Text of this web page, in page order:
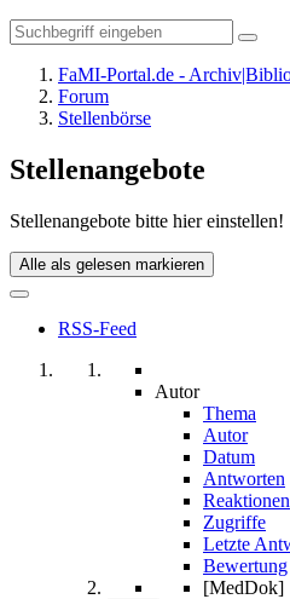
FaMI-Portal.de -
Forum
Stellenbörse
Stellenangebote
Stellenangebote bitte hier einstellen!
Alle als gelesen markieren
RSS-Feed
Autor
Thema
Autor
Datum
Antworten
Reaktionen
Zugriffe
Letzte
Bewertung
[MedDok]